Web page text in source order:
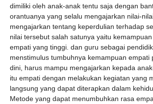
dimiliki oleh anak-anak tentu saja dengan
orantuanya yang selalu mengajarkan nilai-
mengajarkan tentang keperdulian terhadap
nilai tersebut salah satunya yaitu
empati yang tinggi. dan guru sebagai
menstimulus tumbuhnya kemampuan empati
dini, harus mampu mengajarkan kepada
itu empati dengan melakukan kegiatan yang
langsung yang dapat diterapkan dalam
Metode yang dapat menumbuhkan rasa